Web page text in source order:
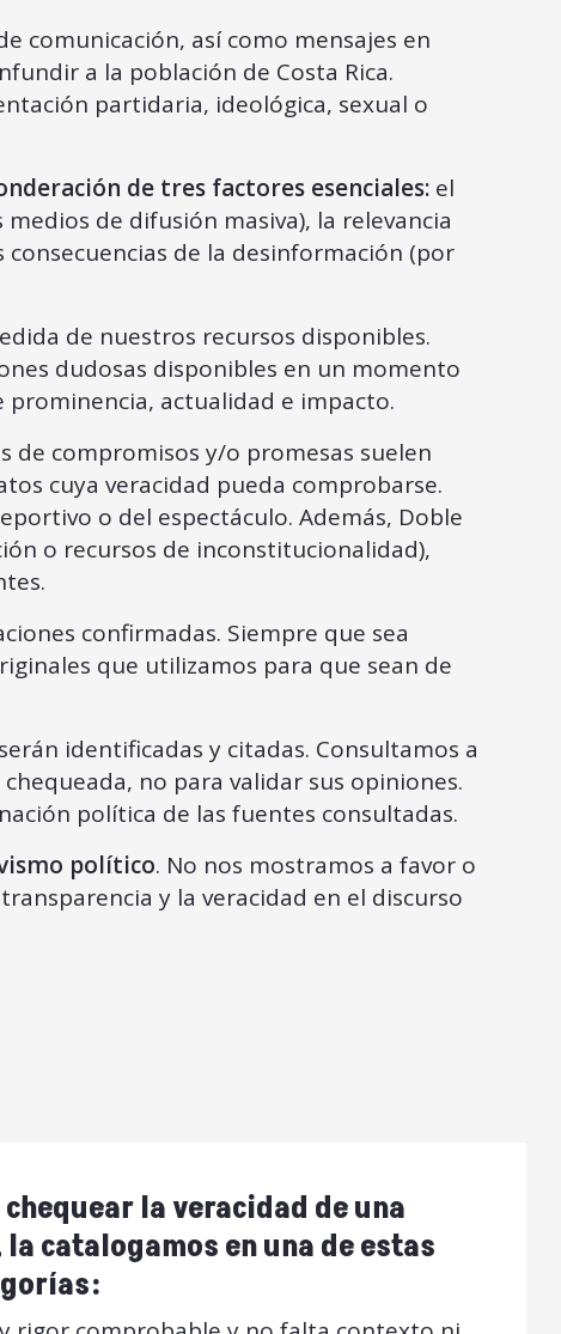
comunicación, así como mensajes en
a la población de Costa Rica.
partidaria, ideológica, sexual o
de tres factores esenciales: el
de difusión masiva), la relevancia
de la desinformación (por
de nuestros recursos disponibles.
dudosas disponibles en un momento
prominencia, actualidad e impacto.
de compromisos y/o promesas suelen
cuya veracidad pueda comprobarse.
o del espectáculo. Además, Doble
o recursos de inconstitucionalidad),
confirmadas. Siempre que sea
que utilizamos para que sean de
identificadas y citadas. Consultamos a
no para validar sus opiniones.
política de las fuentes consultadas.
político. No nos mostramos a favor o
y la veracidad en el discurso
chequear la veracidad de una
catalogamos en una de estas